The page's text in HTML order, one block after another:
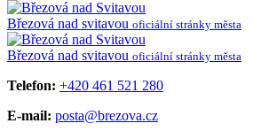
Březová nad svitavou oficiální stránky města
Březová nad svitavou oficiální stránky města
Telefon: +420 461 521 280
E-mail: posta@brezova.cz